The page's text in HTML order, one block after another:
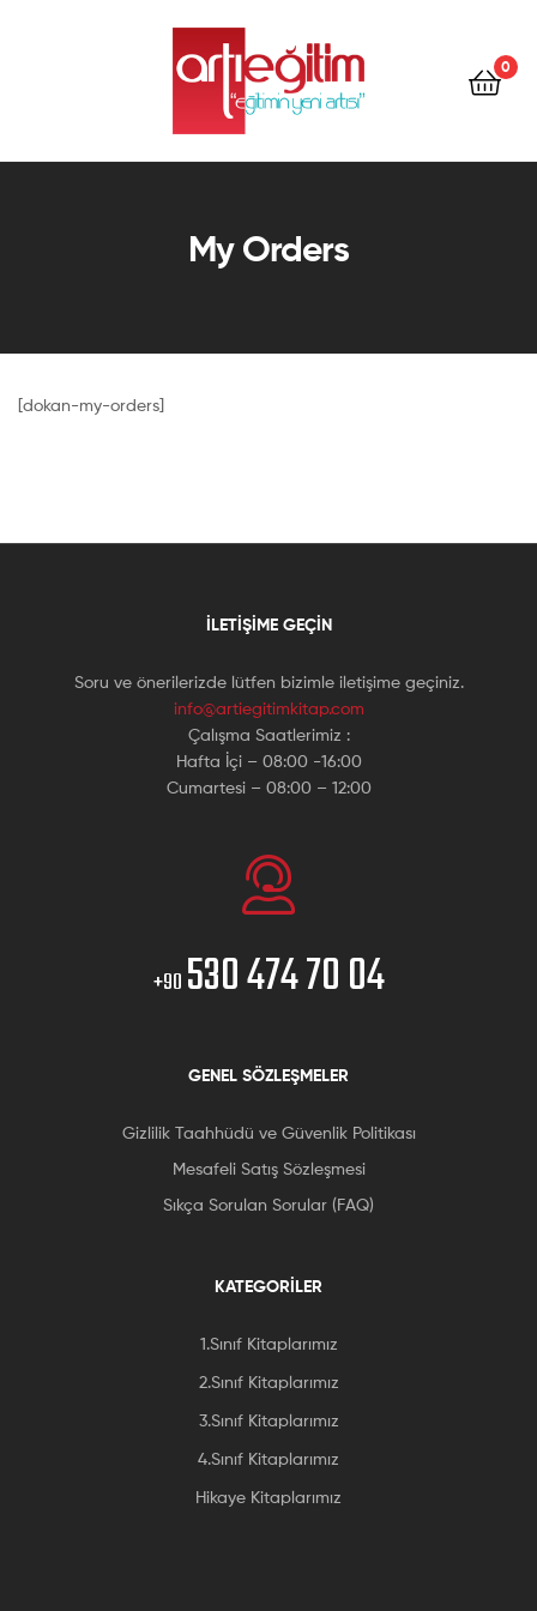
Artı
Kitap
0
My Orders
[dokan-my-orders]
İLETIŞIME GEÇIN
Soru ve önerilerizde lütfen bizimle iletişime geçiniz.
info@artiegitimkitap.com
Çalışma Saatlerimiz :
Hafta İçi – 08:00 -16:00
Cumartesi – 08:00 – 12:00
+90 530 474 70 04
GENEL SÖZLEŞMELER
Gizlilik Taahhüdü ve Güvenlik Politikası
Mesafeli Satış Sözleşmesi
Sıkça Sorulan Sorular (FAQ)
KATEGORİLER
1.Sınıf Kitaplarımız
2.Sınıf Kitaplarımız
3.Sınıf Kitaplarımız
4.Sınıf Kitaplarımız
Hikaye Kitaplarımız